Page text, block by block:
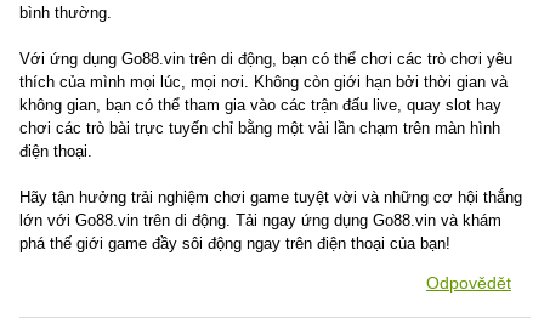
bình thường.
Với ứng dụng Go88.vin trên di động, bạn có thể chơi các trò chơi yêu
thích của mình mọi lúc, mọi nơi. Không còn giới hạn bởi thời gian và
không gian, bạn có thể tham gia vào các trận đấu live, quay slot hay
chơi các trò bài trực tuyến chỉ bằng một vài lần chạm trên màn hình
điện thoại.
Hãy tận hưởng trải nghiệm chơi game tuyệt vời và những cơ hội thắng
lớn với Go88.vin trên di động. Tải ngay ứng dụng Go88.vin và khám
phá thế giới game đầy sôi động ngay trên điện thoại của bạn!
Odpovědět